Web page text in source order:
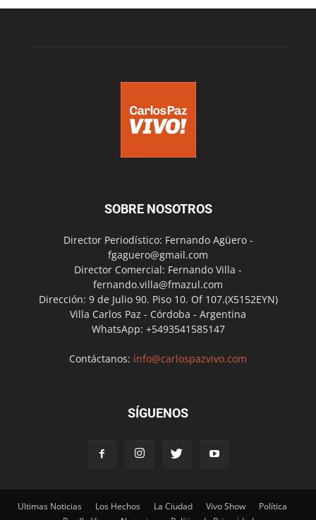
SOBRE NOSOTROS
Director Periodístico: Fernando Agüero -
fgaguero@gmail.com
Director Comercial: Fernando Villa -
fernando.villa@fmazul.com
Dirección: 9 de Julio 90. Piso 10. Of 107.(X5152EYN)
Villa Carlos Paz - Córdoba - Argentina
WhatsApp: +5493541585147
Contáctanos: info@carlospazvivo.com
SÍGUENOS
Ultimas Noticias Los Hechos La Ciudad Vivo Show
Política